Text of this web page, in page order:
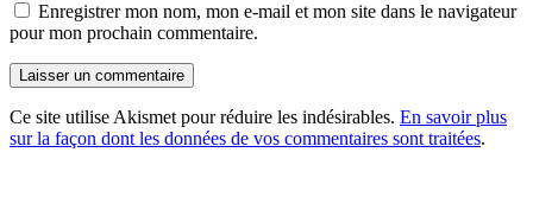
Enregistrer mon nom, mon e-mail et mon site dans le navigateur
pour mon prochain commentaire.
Ce site utilise Akismet pour réduire les indésirables. En savoir plus
sur la façon dont les données de vos commentaires sont traitées.